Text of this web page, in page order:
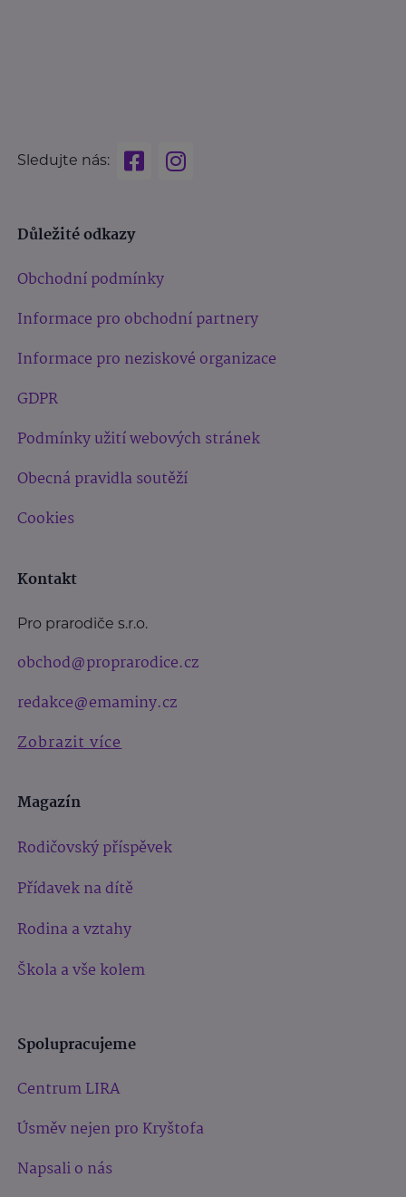
Sledujte nás:
Důležité odkazy
Obchodní podmínky
Informace pro obchodní partnery
Informace pro neziskové organizace
GDPR
Podmínky užití webových stránek
Obecná pravidla soutěží
Cookies
Kontakt
Pro prarodiče s.r.o.
obchod@proprarodice.cz
redakce@emaminy.cz
Zobrazit více
Magazín
Rodičovský příspěvek
Přídavek na dítě
Rodina a vztahy
Škola a vše kolem
Spolupracujeme
Centrum LIRA
Úsměv nejen pro Kryštofa
Napsali o nás